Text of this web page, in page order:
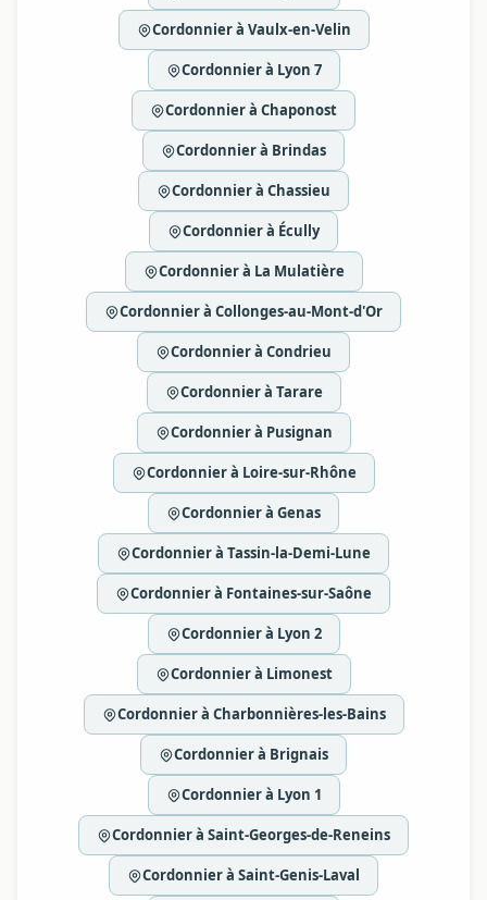
Cordonnier à Vaulx-en-Velin
Cordonnier à Lyon 7
Cordonnier à Chaponost
Cordonnier à Brindas
Cordonnier à Chassieu
Cordonnier à Écully
Cordonnier à La Mulatière
Cordonnier à Collonges-au-Mont-d'Or
Cordonnier à Condrieu
Cordonnier à Tarare
Cordonnier à Pusignan
Cordonnier à Loire-sur-Rhône
Cordonnier à Genas
Cordonnier à Tassin-la-Demi-Lune
Cordonnier à Fontaines-sur-Saône
Cordonnier à Lyon 2
Cordonnier à Limonest
Cordonnier à Charbonnières-les-Bains
Cordonnier à Brignais
Cordonnier à Lyon 1
Cordonnier à Saint-Georges-de-Reneins
Cordonnier à Saint-Genis-Laval